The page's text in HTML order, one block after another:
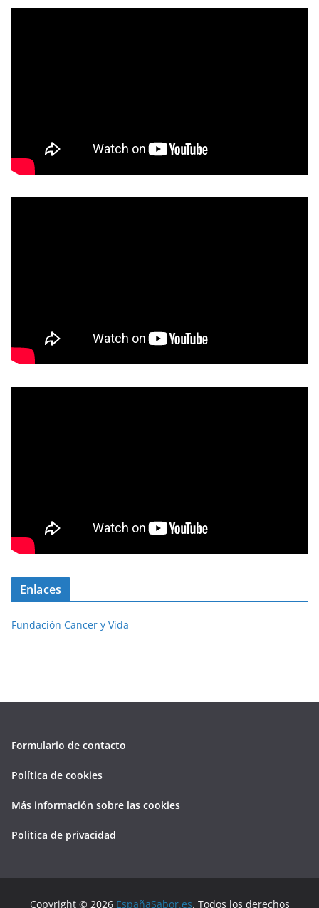
Enlaces
Fundación Cancer y Vida
Formulario de contacto
Política de cookies
Más información sobre las cookies
Politica de privacidad
Copyright © 2026 EspañaSabor.es. Todos los derechos